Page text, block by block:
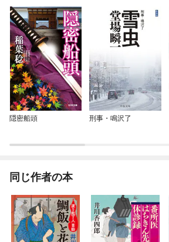
隠密船頭 刑事・鳴沢了
同じ作者の本